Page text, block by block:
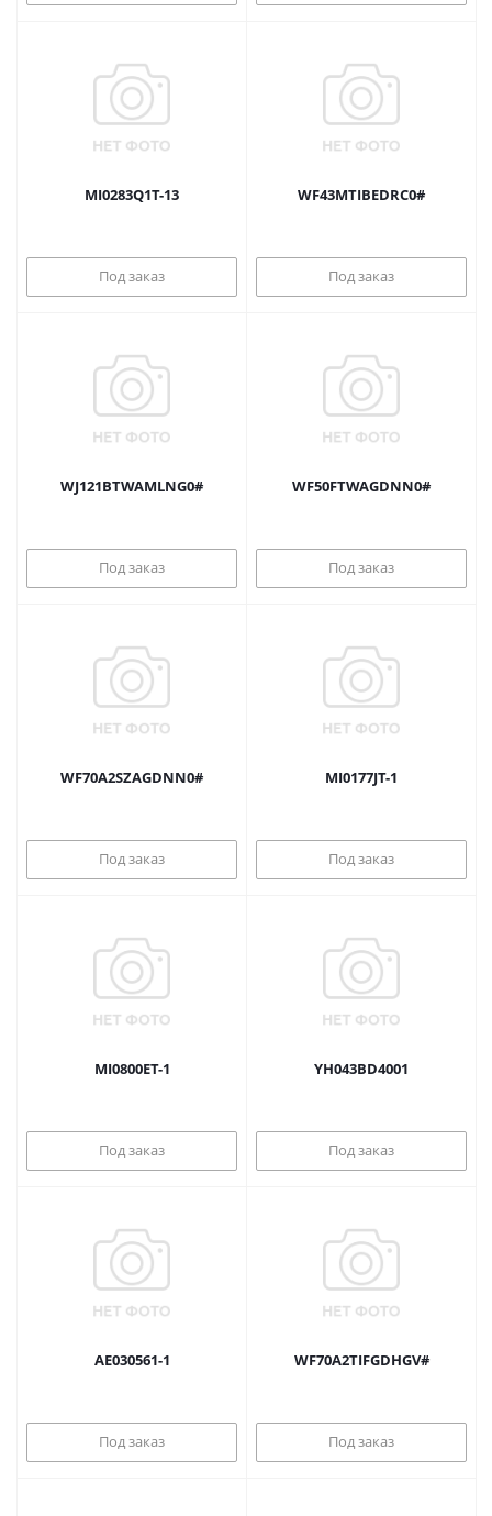
MI0283Q1T-13
Под заказ
WF43MTIBEDRC0#
Под заказ
WJ121BTWAMLNG0#
Под заказ
WF50FTWAGDNN0#
Под заказ
WF70A2SZAGDNN0#
Под заказ
MI0177JT-1
Под заказ
MI0800ET-1
Под заказ
YH043BD4001
Под заказ
AE030561-1
Под заказ
WF70A2TIFGDHGV#
Под заказ